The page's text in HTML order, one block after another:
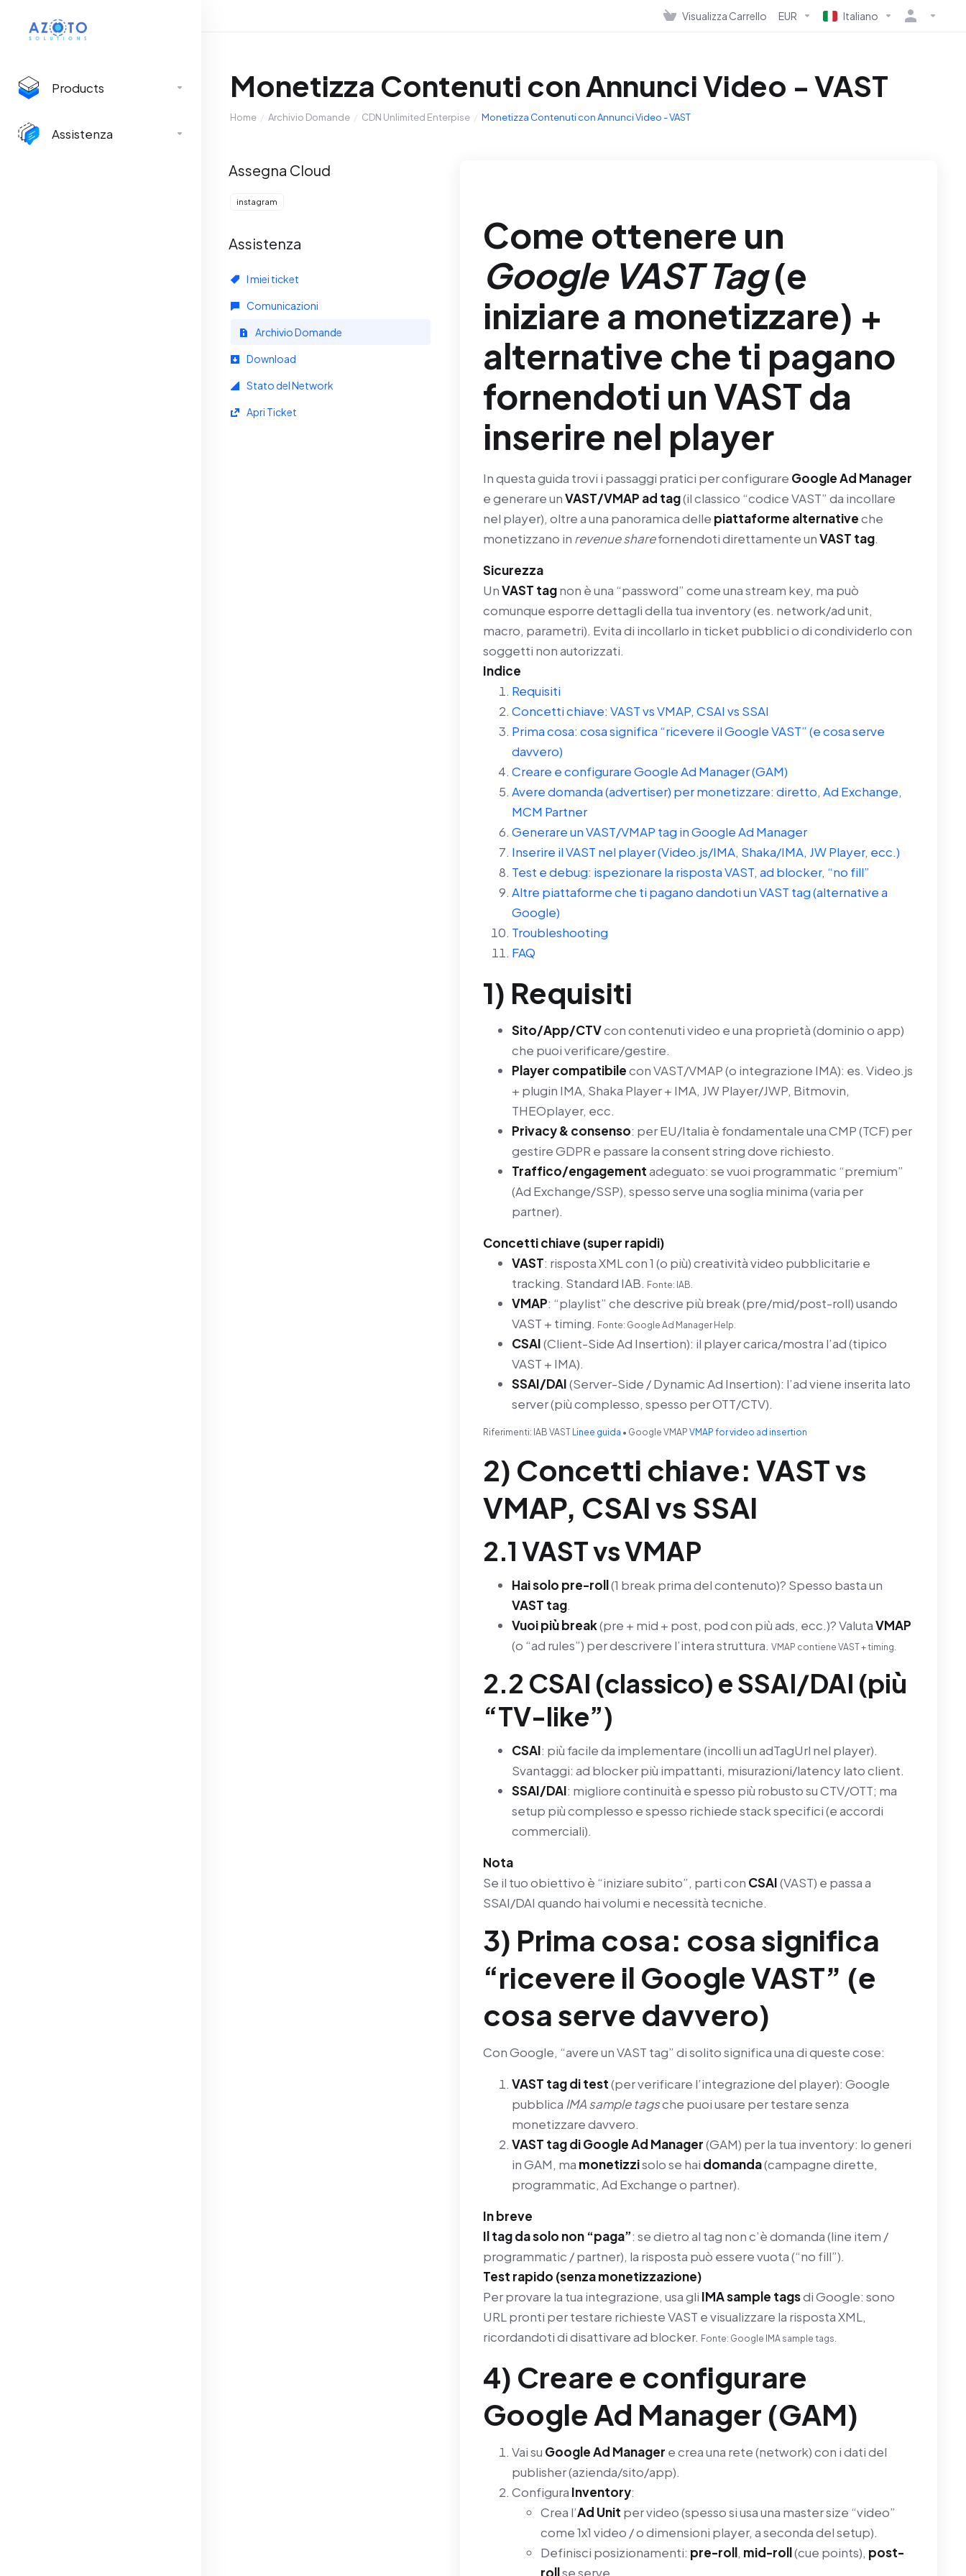
Products
Assistenza
Visualizza Carrello EUR Italiano
Monetizza Contenuti con Annunci Video - VAST
Home Archivio Domande CDN Unlimited Enterpise Monetizza Contenuti con Annunci Video - VAST
Assegna Cloud
instagram
Assistenza
I miei ticket
Comunicazioni
Archivio Domande
Download
Stato del Network
Apri Ticket
Come ottenere un
Google VAST Tag(e
iniziare a monetizzare) +
alternative che ti pagano
fornendoti un VAST da
inserire nel player
In questa guida trovi i passaggi pratici per configurare Google Ad Manager
e generare unVAST/VMAP ad tag(il classico “codice VAST” da incollare
nel player), oltre a una panoramica delle piattaforme alternativeche
monetizzano in revenue sharefornendoti direttamente unVAST tag.
Sicurezza
UnVAST tagnon è una “password” come una stream key, ma può
comunque esporre dettagli della tua inventory (es. network/ad unit,
macro, parametri). Evita di incollarlo in ticket pubblici o di condividerlo con
soggetti non autorizzati.
Indice
Requisiti
Concetti chiave: VAST vs VMAP, CSAI vs SSAI
Prima cosa: cosa significa “ricevere il Google VAST” (e cosa serve
davvero)
Creare e configurare Google Ad Manager (GAM)
Avere domanda (advertiser) per monetizzare: diretto, Ad Exchange,
MCM Partner
Generare un VAST/VMAP tag in Google Ad Manager
Inserire il VAST nel player (Video.js/IMA, Shaka/IMA, JW Player, ecc.)
Test e debug: ispezionare la risposta VAST, ad blocker, “no fill”
Altre piattaforme che ti pagano dandoti un VAST tag (alternative a
Google)
Troubleshooting
FAQ
1) Requisiti
Sito/App/CTVcon contenuti video e una proprietà (dominio o app)
che puoi verificare/gestire.
Player compatibilecon VAST/VMAP (o integrazione IMA): es. Video.js
+ plugin IMA, Shaka Player + IMA, JW Player/JWP, Bitmovin,
THEOplayer, ecc.
Privacy & consenso: per EU/Italia è fondamentale una CMP (TCF) per
gestire GDPR e passare la consent string dove richiesto.
Traffico/engagementadeguato: se vuoi programmatic “premium”
(Ad Exchange/SSP), spesso serve una soglia minima (varia per
partner).
Concetti chiave (super rapidi)
VAST: risposta XML con 1 (o più) creatività video pubblicitarie e
tracking. Standard IAB. Fonte: IAB.
VMAP: “playlist” che descrive più break (pre/mid/post-roll) usando
VAST + timing. Fonte: Google Ad Manager Help.
CSAI(Client-Side Ad Insertion): il player carica/mostra l’ad (tipico
VAST + IMA).
SSAI/DAI(Server-Side / Dynamic Ad Insertion): l’ad viene inserita lato
server (più complesso, spesso per OTT/CTV).
Riferimenti: IAB VAST Linee guida • Google VMAP VMAP for video ad insertion
2) Concetti chiave: VAST vs
VMAP, CSAI vs SSAI
2.1 VAST vs VMAP
Hai solo pre-roll(1 break prima del contenuto)? Spesso basta un
VAST tag.
Vuoi più break(pre + mid + post, pod con più ads, ecc.)? ValutaVMAP
(o “ad rules”) per descrivere l’intera struttura. VMAP contiene VAST + timing.
2.2 CSAI (classico) e SSAI/DAI (più
“TV-like”)
CSAI: più facile da implementare (incolli un adTagUrl nel player).
Svantaggi: ad blocker più impattanti, misurazioni/latency lato client.
SSAI/DAI: migliore continuità e spesso più robusto su CTV/OTT; ma
setup più complesso e spesso richiede stack specifici (e accordi
commerciali).
Nota
Se il tuo obiettivo è “iniziare subito”, parti con CSAI(VAST) e passa a
SSAI/DAI quando hai volumi e necessità tecniche.
3) Prima cosa: cosa significa
“ricevere il Google VAST” (e
cosa serve davvero)
Con Google, “avere un VAST tag” di solito significa una di queste cose:
VAST tag di test(per verificare l’integrazione del player): Google
pubblica IMA sample tagsche puoi usare per testare senza
monetizzare davvero.
VAST tag di Google Ad Manager(GAM) per la tua inventory: lo generi
in GAM, ma monetizzisolo se hai domanda(campagne dirette,
programmatic, Ad Exchange o partner).
In breve
Il tag da solo non “paga”: se dietro al tag non c’è domanda (line item /
programmatic / partner), la risposta può essere vuota (“no fill”).
Test rapido (senza monetizzazione)
Per provare la tua integrazione, usa gli IMA sample tagsdi Google: sono
URL pronti per testare richieste VAST e visualizzare la risposta XML,
ricordandoti di disattivare ad blocker. Fonte: Google IMA sample tags.
4) Creare e configurare
Google Ad Manager (GAM)
Vai su Google Ad Manager e crea una rete (network) con i dati del
publisher (azienda/sito/app).
Configura Inventory:
Crea l’Ad Unit per video (spesso si usa una master size “video”
come 1x1 video / o dimensioni player, a seconda del setup).
Definisci posizionamenti: pre-roll, mid-roll(cue points), post-
rollse serve.